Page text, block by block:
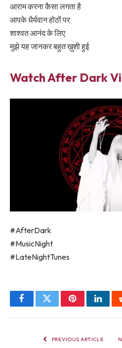
आराम करना कैसा लगता है
आपके धैर्यवान होठों पर
शाश्वत आनंद के लिए
मुझे यह जानकर बहुत ख़ुशी हुई
Watch After Dark
#AfterDark
#MusicNight
#LateNightTunes
FacebookTwitterPinterest
PREVIOUS ARTICLE